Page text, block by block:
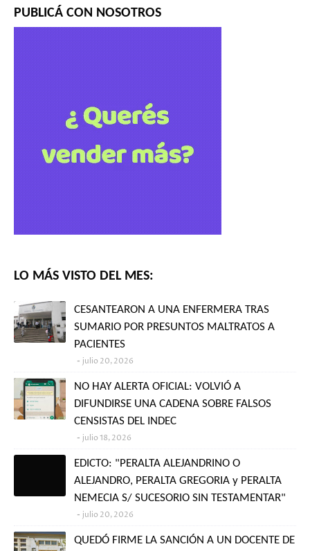
PUBLICÁ CON NOSOTROS
LO MÁS VISTO DEL MES:
CESANTEARON A UNA ENFERMERA TRAS
SUMARIO POR PRESUNTOS MALTRATOS A
PACIENTES
julio 20, 2026
NO HAY ALERTA OFICIAL: VOLVIÓ A
DIFUNDIRSE UNA CADENA SOBRE FALSOS
CENSISTAS DEL INDEC
julio 18, 2026
EDICTO: "PERALTA ALEJANDRINO O
ALEJANDRO, PERALTA GREGORIA y PERALTA
NEMECIA S/ SUCESORIO SIN TESTAMENTAR"
julio 20, 2026
QUEDÓ FIRME LA SANCIÓN A UN DOCENTE DE